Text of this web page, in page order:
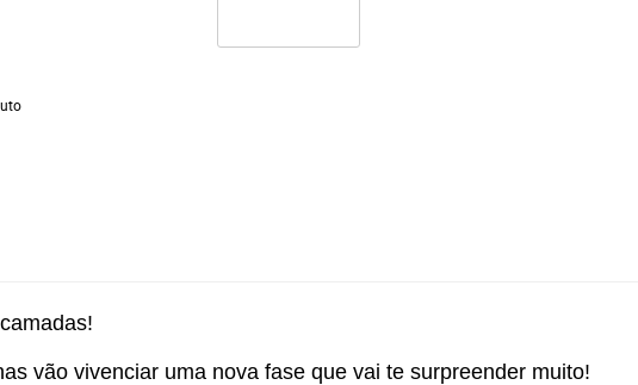
vão vivenciar uma nova fase que vai te surpreender muito!